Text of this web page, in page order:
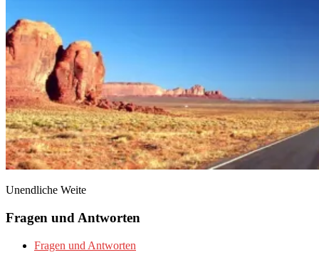
Unendliche Weite
Fragen und Antworten
Fragen und Antworten